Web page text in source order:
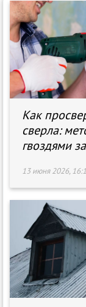
Как
сверла:
гвоздями
13 июня 2026,